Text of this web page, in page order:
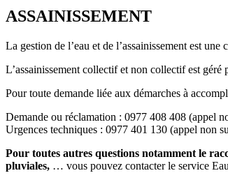
ASSAINISSEMENT
La gestion de l’eau et de l’assainissement est
L’assainissement collectif et non collectif est
Pour toute demande liée aux démarches à
Demande ou réclamation : 0977 408 408 (appel
Urgences techniques : 0977 401 130 (appel non
Pour toutes autres questions notamment le
pluviales, … vous pouvez contacter le service